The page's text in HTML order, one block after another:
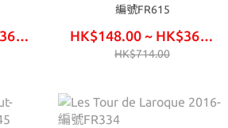
HK$147.00 ~ HK$366.00
編號FR615
HK$148.00 ~ HK$369.00
HK$714.00